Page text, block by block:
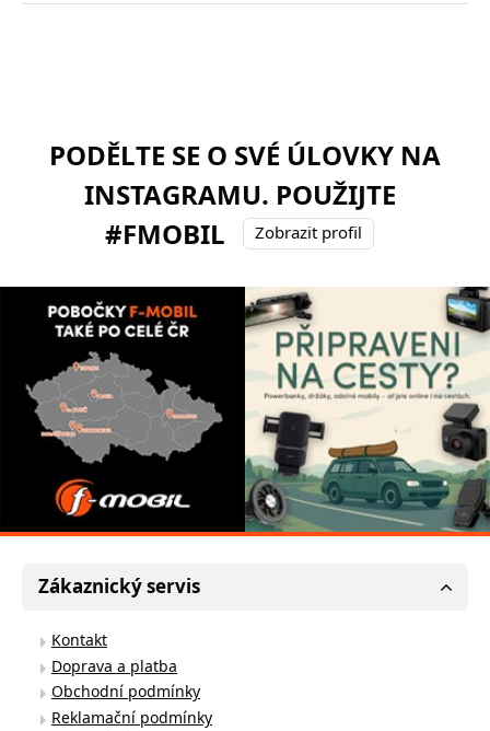
PODĚLTE SE O SVÉ ÚLOVKY NA
INSTAGRAMU. POUŽIJTE
#FMOBIL
Zobrazit profil
Zákaznický servis
Kontakt
Doprava a platba
Obchodní podmínky
Reklamační podmínky